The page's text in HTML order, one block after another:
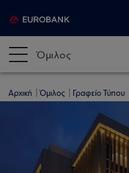
Όμιλος
Αρχική Όμιλος Γραφείο Τύπου